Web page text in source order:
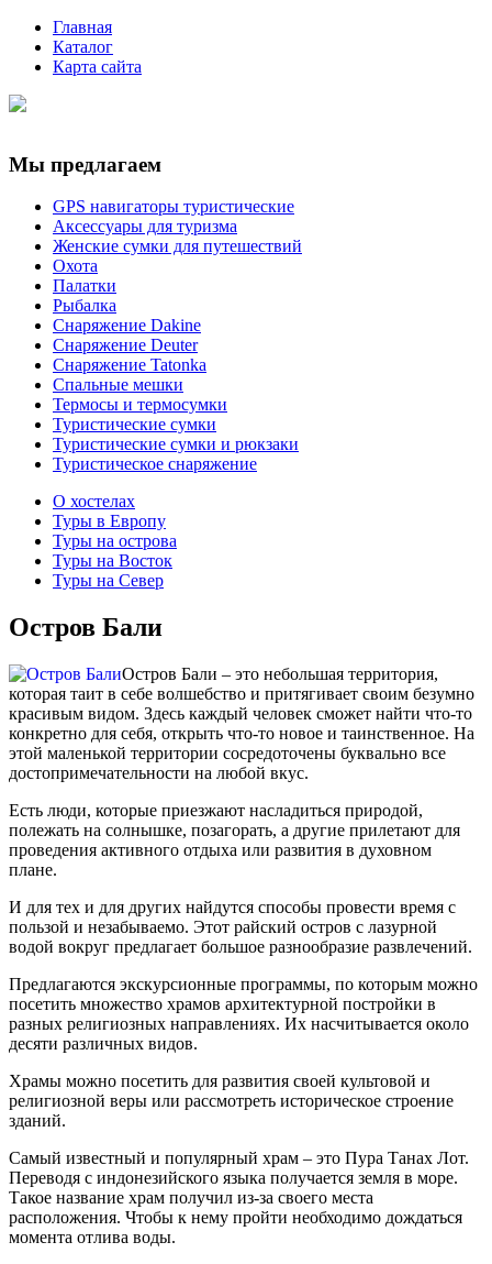
Главная
Каталог
Карта сайта
Мы предлагаем
GPS навигаторы туристические
Аксессуары для туризма
Женские сумки для путешествий
Охота
Палатки
Рыбалка
Снаряжение Dakine
Снаряжение Deuter
Снаряжение Tatonka
Спальные мешки
Термосы и термосумки
Туристические сумки
Туристические сумки и рюкзаки
Туристическое снаряжение
О хостелах
Туры в Европу
Туры на острова
Туры на Восток
Туры на Север
Остров Бали
Остров Бали – это небольшая территория,
которая таит в себе волшебство и притягивает своим безумно
красивым видом. Здесь каждый человек сможет найти что-то
конкретно для себя, открыть что-то новое и таинственное. На
этой маленькой территории сосредоточены буквально все
достопримечательности на любой вкус.
Есть люди, которые приезжают насладиться природой,
полежать на солнышке, позагорать, а другие прилетают для
проведения активного отдыха или развития в духовном
плане.
И для тех и для других найдутся способы провести время с
пользой и незабываемо. Этот райский остров с лазурной
водой вокруг предлагает большое разнообразие развлечений.
Предлагаются экскурсионные программы, по которым можно
посетить множество храмов архитектурной постройки в
разных религиозных направлениях. Их насчитывается около
десяти различных видов.
Храмы можно посетить для развития своей культовой и
религиозной веры или рассмотреть историческое строение
зданий.
Самый известный и популярный храм – это Пура Танах Лот.
Переводя с индонезийского языка получается земля в море.
Такое название храм получил из-за своего места
расположения. Чтобы к нему пройти необходимо дождаться
момента отлива воды.